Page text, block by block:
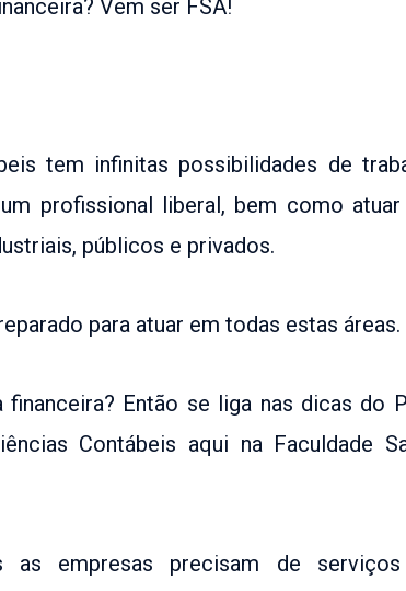
Vem ser FSA!
tem infinitas possibilidades de
profissional liberal, bem como
públicos e privados.
para atuar em todas estas áreas.
Então se liga nas dicas do
Contábeis aqui na Faculdade
as empresas precisam de